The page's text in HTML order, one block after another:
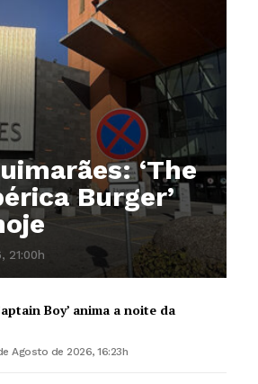
‘The
Burger’
21:00h
Boy’ anima a noite da
Agosto de 2026, 16:23h